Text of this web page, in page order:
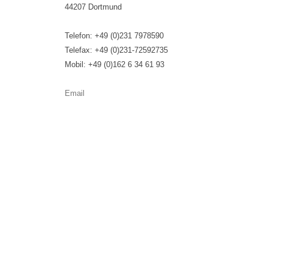
44207 Dortmund
Telefon: +49 (0)231 7978590
Telefax: +49 (0)231-72592735
Mobil: +49 (0)162 6 34 61 93
Email